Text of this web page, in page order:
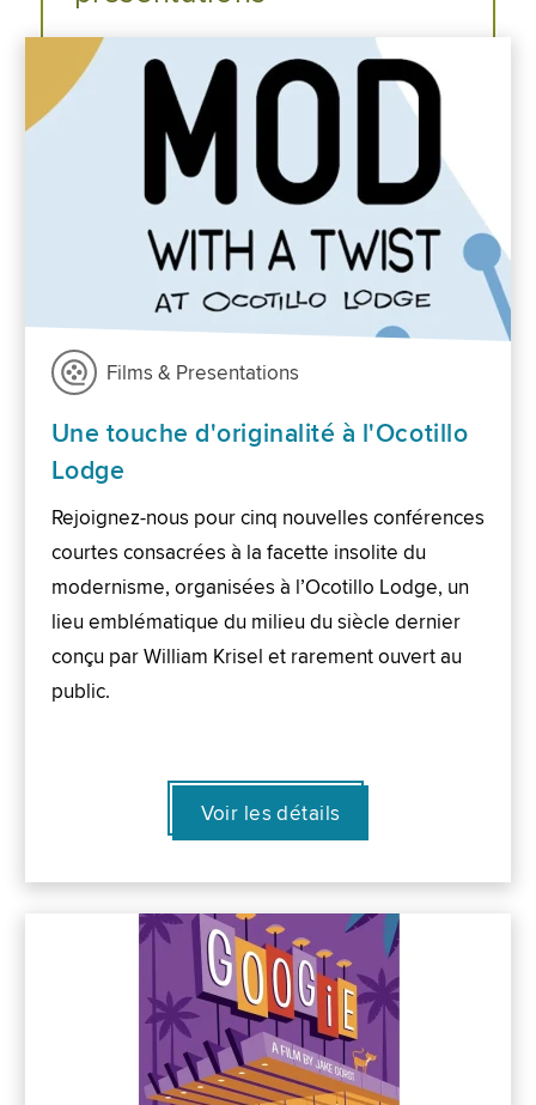
Films & Presentations
Une touche d'originalité à l'Ocotillo
Lodge
Rejoignez-nous pour cinq nouvelles conférences
courtes consacrées à la facette insolite du
modernisme, organisées à l’Ocotillo Lodge, un
lieu emblématique du milieu du siècle dernier
conçu par William Krisel et rarement ouvert au
public.
Voir les détails